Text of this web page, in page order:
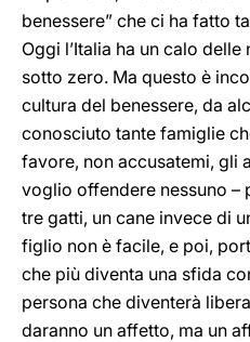
benessere” che ci ha fatto
Oggi l’Italia ha un calo
sotto zero. Ma questo è
cultura del benessere, da
conosciuto tante famiglie
favore, non accusatemi, gli
voglio offendere nessuno –
tre gatti, un cane invece di
figlio non è facile, e poi,
che più diventa una sfida
persona che diventerà
daranno un affetto, ma un